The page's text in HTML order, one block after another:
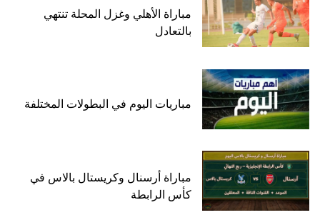
مباراة الأهلي وغزل المحلة تنتهي
بالتعادل
مباريات اليوم في البطولات المختلفة
مباراة أرسنال وكريستال بالاس في
كأس الرابطة